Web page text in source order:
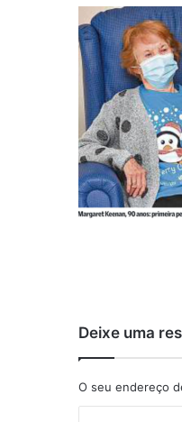
Deixe uma
O seu endereço